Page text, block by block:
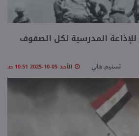
المدرسية لكل الصفوف
تسنيم هاني الأحد 05-10-2025 10:51 صـ